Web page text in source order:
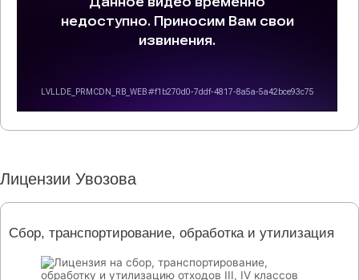
Лицензии Увозова
Сбор, транспортирование, обработка и утилизация